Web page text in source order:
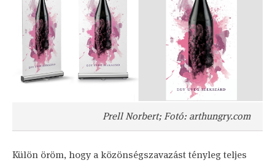
Prell Norbert; Fotó: arthungry.com
Külön öröm, hogy a közönségszavazást tényleg teljes